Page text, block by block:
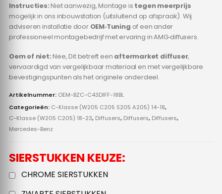
Instructies:Niet aanwezig, Montage is tegen meerprijs
mogelijk in ons inbouwstation (uitsluitend op afspraak). Wij
adviseren installatie door OEM‑Tuning of een ander
professioneel montagebedrijf met ervaring in AMG‑diffusers.
Oem of niet:Nee, Dit betreft een aftermarket diffuser,
vervaardigd van vergelijkbaar materiaal en met vergelijkbare
bevestigingspunten als het originele onderdeel.
Artikelnummer: OEM-BZC-C43DIFF-18BL
Categorieën: C-Klasse (W205 C205 S205 A205) 14-18,
C-Klasse (W205 C205) 18-23, Diffusers, Diffusers, Diffusers,
Mercedes-Benz
SIERSTUKKEN KEUZE:
CHROME SIERSTUKKEN